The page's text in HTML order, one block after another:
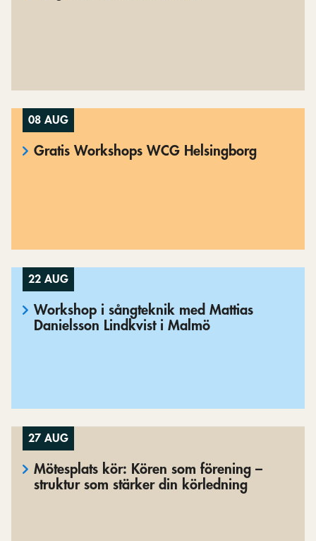
08 AUG
Gratis Workshops WCG Helsingborg
22 AUG
Workshop i sångteknik med Mattias
Danielsson Lindkvist i Malmö
27 AUG
Mötesplats kör: Kören som förening –
struktur som stärker din körledning